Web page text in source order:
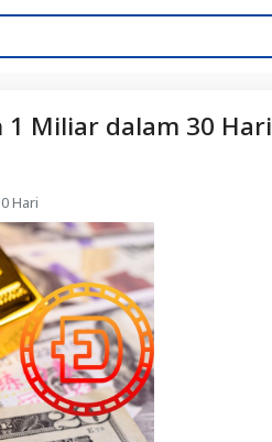
1 Miliar dalam 30 Hari
Hari